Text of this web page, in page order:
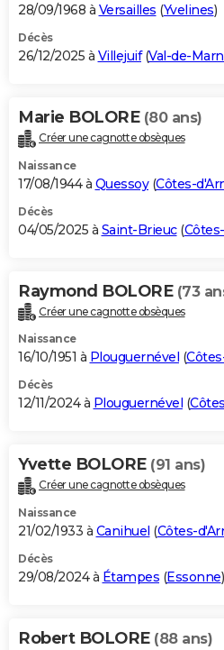
28/09/1968 à Versailles (Yvelines)
Décès
26/12/2025 à Villejuif(Val-de-
Marie BOLORE (80 ans)
Créer une cagnotte obsèques
Naissance
17/08/1944 à Quessoy(Côtes-
Décès
04/05/2025 à Saint-Brieuc(
Raymond BOLORE (73
Créer une cagnotte obsèques
Naissance
16/10/1951 à Plouguernével (
Décès
12/11/2024 à Plouguernével (
Yvette BOLORE (91 ans)
Créer une cagnotte obsèques
Naissance
21/02/1933 à Canihuel (Côtes-
Décès
29/08/2024 à Étampes (Essonne)
Robert BOLORE (88 ans)